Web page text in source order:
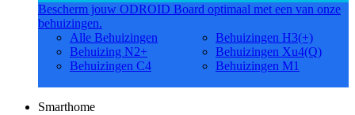
Bescherm jouw ODROID Board optimaal met een van onze
behuizingen.
Alle Behuizingen
Behuizing N2+
Behuizingen C4
Behuizingen H3(+)
Behuizingen Xu4(Q)
Behuizingen M1
Smarthome